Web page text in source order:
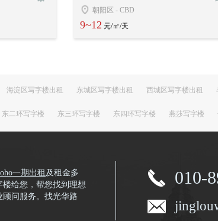
朝阳区 - CBD
9~12 元/㎡/天
海淀区写字楼出租 东城区写字楼出租 西城区写字楼出租
东二环写字楼 东三环写字楼 东四环写字楼 燕莎写字楼
一期出租 及租金多
给您，帮您找到理想
顾问服务。找光华路
010-